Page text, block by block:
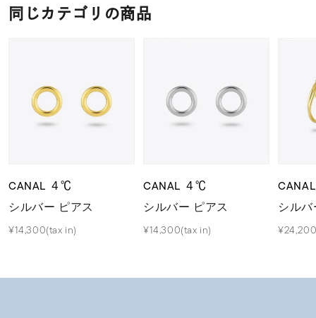
同じカテゴリの商品
CANAL ４℃
シルバー ピアス
¥14,300(tax in)
CANAL ４℃
シルバー ピアス
¥14,300(tax in)
シル